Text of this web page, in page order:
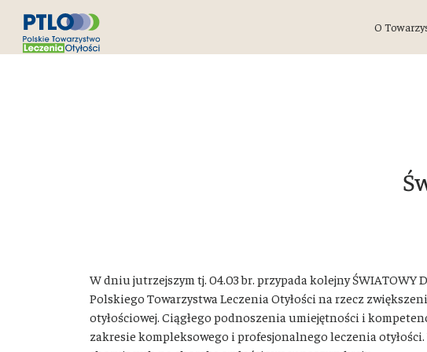
O
W dniu jutrzejszym tj. 04.03 br. przypada kolejny ŚWIATOWY
Polskiego Towarzystwa Leczenia Otyłości na rzecz
otyłościowej. Ciągłego podnoszenia umiejętności i
zakresie kompleksowego i profesjonalnego leczenia